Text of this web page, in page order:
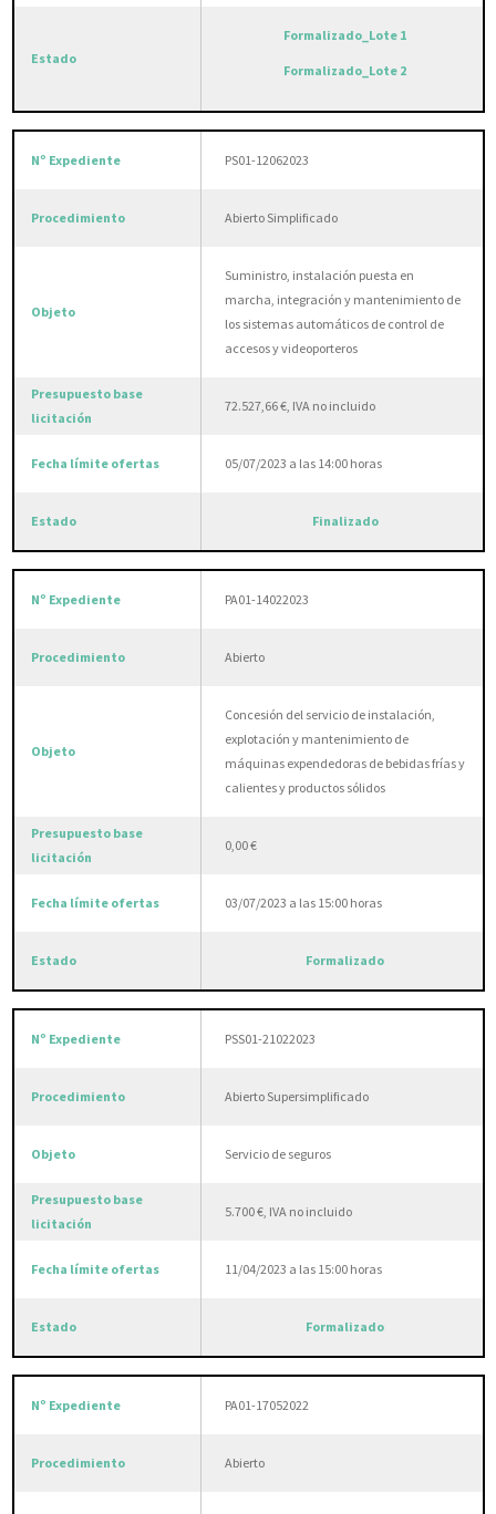
Formalizado_Lote 1
Formalizado_Lote 2
PS01-12062023
Abierto Simplificado
Suministro, instalación puesta en
marcha, integración y mantenimiento de
los sistemas automáticos de control de
accesos y videoporteros
72.527,66 €, IVA no incluido
05/07/2023 a las 14:00 horas
Finalizado
PA01-14022023
Abierto
Concesión del servicio de instalación,
explotación y mantenimiento de
máquinas expendedoras de bebidas frías y
calientes y productos sólidos
0,00 €
03/07/2023 a las 15:00 horas
Formalizado
PSS01-21022023
Abierto Supersimplificado
Servicio de seguros
5.700 €, IVA no incluido
11/04/2023 a las 15:00 horas
Formalizado
PA01-17052022
Abierto